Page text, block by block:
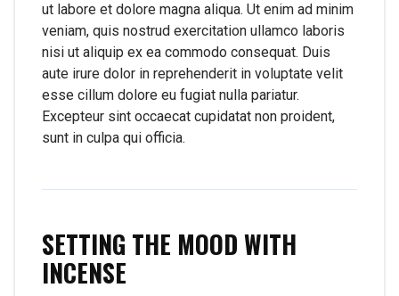
ut labore et dolore magna aliqua. Ut enim ad minim
veniam, quis nostrud exercitation ullamco laboris
nisi ut aliquip ex ea commodo consequat. Duis
aute irure dolor in reprehenderit in voluptate velit
esse cillum dolore eu fugiat nulla pariatur.
Excepteur sint occaecat cupidatat non proident,
sunt in culpa qui officia.
SETTING THE MOOD WITH
INCENSE